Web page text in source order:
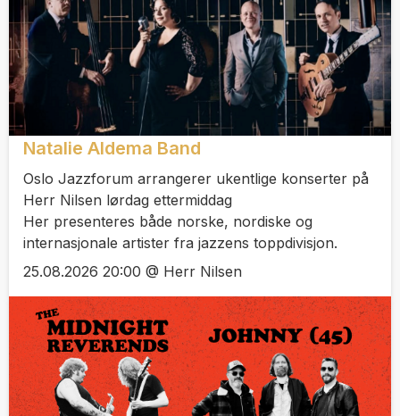
Natalie Aldema Band
Oslo Jazzforum arrangerer ukentlige konserter på
Herr Nilsen lørdag ettermiddag
Her presenteres både norske, nordiske og
internasjonale artister fra jazzens toppdivisjon.
25.08.2026 20:00 @ Herr Nilsen